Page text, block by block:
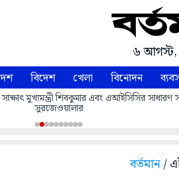
৬
বিদেশ খেলা বিনোদন
সাক্ষাৎ মুখ্যমন্ত্রী শিবকুমার এবং এআইসিসির
সুরজেওয়ালার
বর্তমান/